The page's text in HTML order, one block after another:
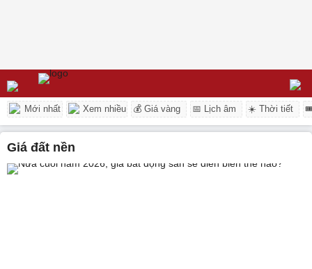
Mới nhất Xem nhiều 💰 Giá vàng 📅 Lịch âm ☀️ Thời tiết
giá đất nền